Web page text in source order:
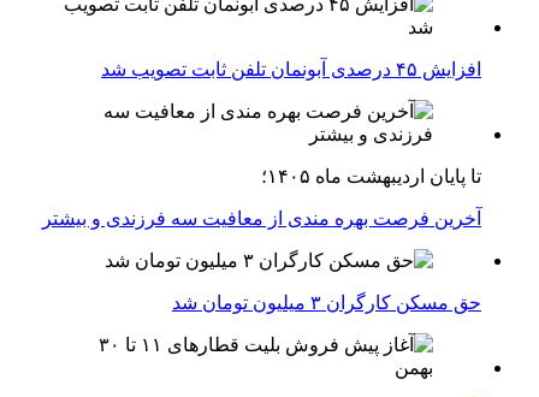
افزایش ۴۵ درصدی آبونمان تلفن ثابت تصویب شد
تا پایان اردیبهشت ماه ۱۴۰۵؛
آخرین فرصت بهره مندی از معافیت سه فرزندی و بیشتر
حق مسکن کارگران ۳ میلیون تومان شد